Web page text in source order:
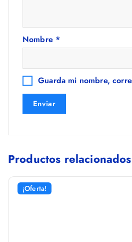
Nombre *
Guarda mi nombre,
Productos relacionados
¡Oferta!